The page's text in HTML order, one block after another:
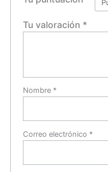
Tu valoración *
Nombre *
Correo electrónico *